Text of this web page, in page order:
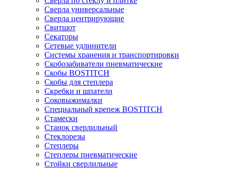
Сверла универсальные
Сверла центрирующие
Свитшот
Секаторы
Сетевые удлинители
Системы хранения и транспортировки
Скобозабиватели пневматические
Скобы BOSTITCH
Скобы для степлера
Скребки и шпатели
Соковыжималки
Специальный крепеж BOSTITCH
Стамески
Станок сверлильный
Стеклорезы
Степлеры
Степлеры пневматические
Стойки сверлильные